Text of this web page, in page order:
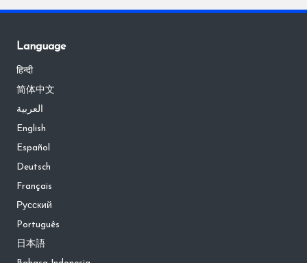
Language
हिन्दी
简体中文
العربية
English
Español
Deutsch
Français
Русский
Português
日本語